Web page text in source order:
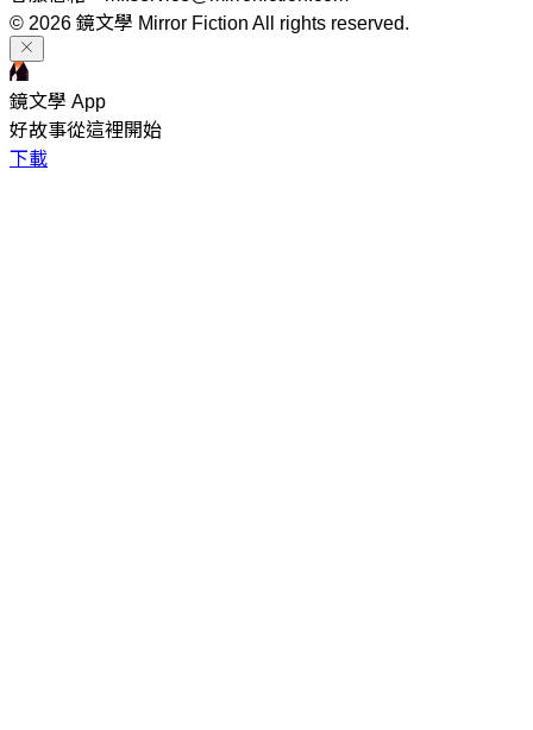
© 2026 鏡文學 Mirror Fiction All rights reserved.
鏡文學 App
好故事從這裡開始
下載